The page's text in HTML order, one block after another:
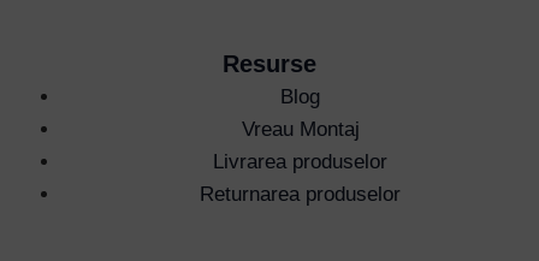
Resurse
Blog
Vreau Montaj
Livrarea produselor
Returnarea produselor